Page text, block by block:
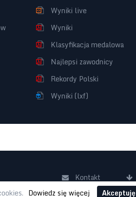
Dowiedz się więcej Akceptuję
Wyniki live
Wyniki
Klasyfikacja medalowa
Najlepsi zawodnicy
Rekordy Polski
Wyniki (lxf)
Kontakt